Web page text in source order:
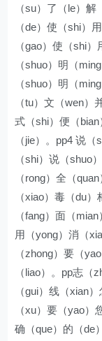
（su）了（le）
（de）使（shi）
（gao）使（shi
（shuo）明（
（shuo）明（
（tu）文（wen）
式（shi）便（
（jie）。pp4 说
（shi）说（shuo
（rong）全（
（xiao）毒（du
（fang）面（
用（yong）消（
（zhong）要（
（liao）。pp志（
（gui）线（xian
（xu）要（yao）
确（que）的（de